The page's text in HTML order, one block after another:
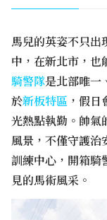
馬兒的英姿不只出
中，在新北市，也
騎警隊是北部唯一
於新板特區 ，假
光熱點執勤。帥氣
風景，不僅守護治
訓練中心，開箱騎
見的馬術風采。